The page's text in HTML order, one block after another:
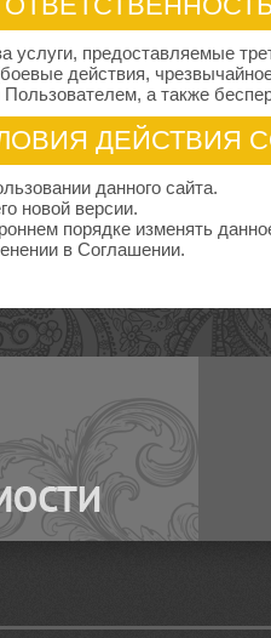
услуги, предоставляемые
действия,
а также
ДЕЙСТВИЯ
данного сайта.
новой версии.
порядке изменять
в Соглашении.